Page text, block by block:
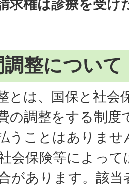
求権は診療を受け
整について
とは、国保と社会
の調整をする制度
うことはありませ
会保険等によって
があります。該当